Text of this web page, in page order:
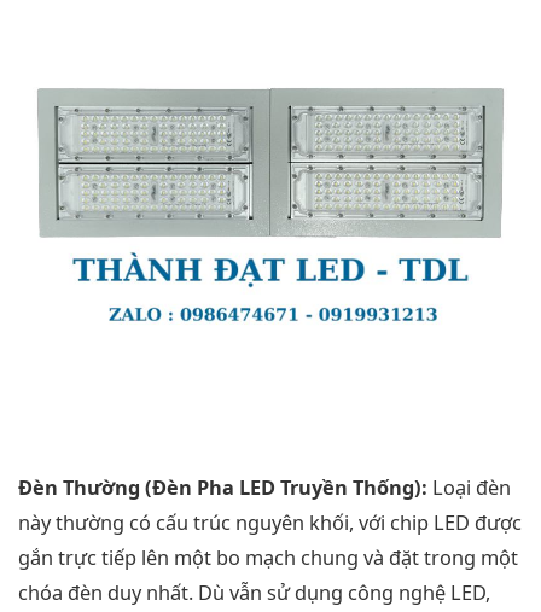
Đèn Thường (Đèn Pha LED Truyền Thống): Loại đèn
này thường có cấu trúc nguyên khối, với chip LED được
gắn trực tiếp lên một bo mạch chung và đặt trong một
chóa đèn duy nhất. Dù vẫn sử dụng công nghệ LED,